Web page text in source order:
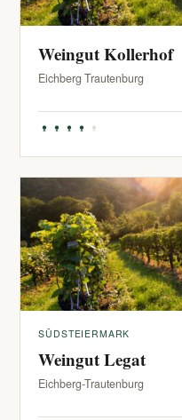
Weingut Kollerhof
Eichberg Trautenburg
SÜDSTEIERMARK
Weingut Legat
Eichberg-Trautenburg